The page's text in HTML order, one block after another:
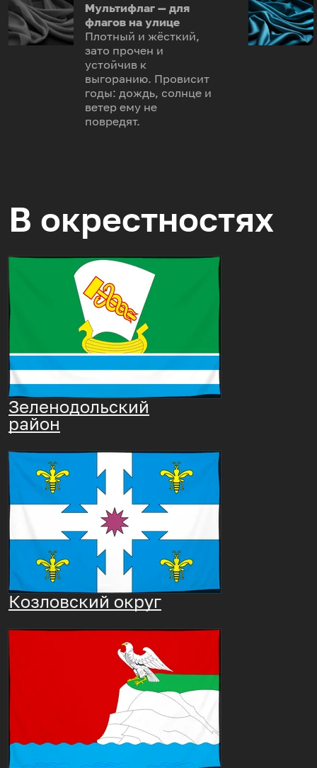
Мультифлаг — для
флагов на улице
Плотный и жёсткий,
зато прочен и
устойчив к
выгоранию. Провисит
годы: дождь, солнце и
ветер ему не
повредят.
В окрестностях
Зеленодольский
район
Козловский округ